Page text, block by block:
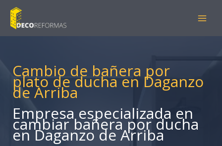
contenido
Cambio de bañera por
plato de ducha en Daganzo
de Arriba
Empresa especializada en
cambiar bañera por ducha
en Daganzo de Arriba